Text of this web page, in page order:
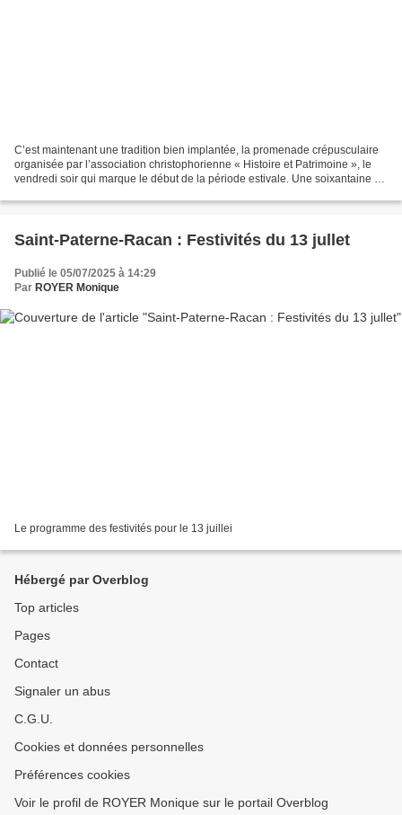
C’est maintenant une tradition bien implantée, la promenade crépusculaire
organisée par l’association christophorienne « Histoire et Patrimoine », le
vendredi soir qui marque le début de la période estivale. Une soixantaine de
Saint-Paterne-Racan : Festivités du 13 jullet
Publié le 05/07/2025 à 14:29
Par ROYER Monique
Le programme des festivités pour le 13 juillei
Hébergé par Overblog
Top articles
Pages
Contact
Signaler un abus
C.G.U.
Cookies et données personnelles
Préférences cookies
Voir le profil de ROYER Monique sur le portail Overblog